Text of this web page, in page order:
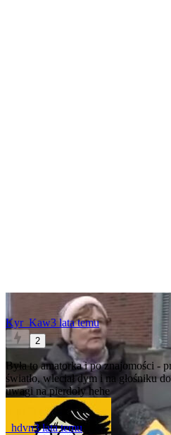
Kyr_Kaw3 lata temu
2
Była to amatorka i po znajomości -
światło, wleciał dym i na głośniku
uwagi na pierdoły hehe
_hdvn3 lata temu